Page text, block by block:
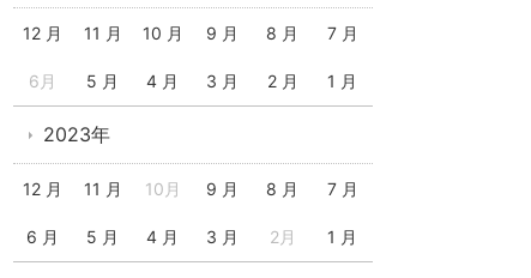
12 月 11 月 10 月 9 月 8 月 7 月
6月 5 月 4 月 3 月 2 月 1 月
2023年
12 月 11 月 10月 9 月 8 月 7 月
6 月 5 月 4 月 3 月 2月 1 月